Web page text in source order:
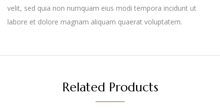
velit, sed quia non numquam eius modi tempora incidunt ut
labore et dolore magnam aliquam quaerat voluptatem.
Related Products